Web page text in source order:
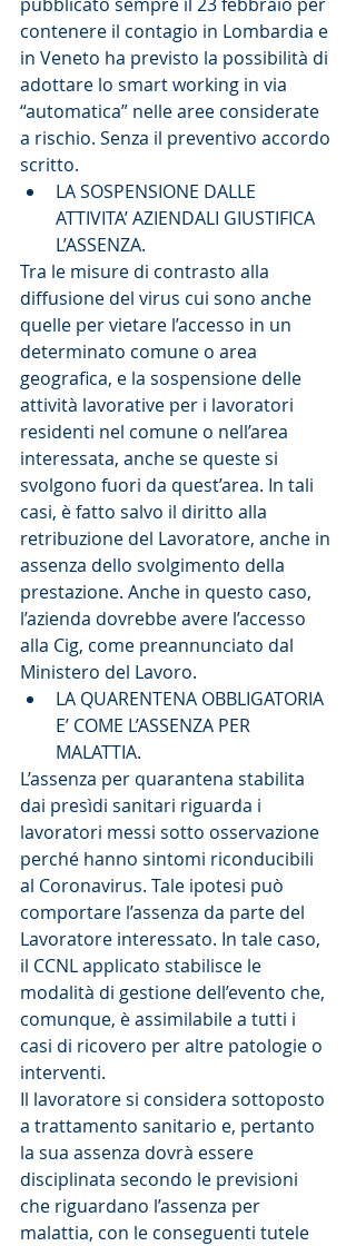
contenere il contagio in Lombardia e
in Veneto ha previsto la possibilità di
adottare lo smart working in via
“automatica” nelle aree considerate
a rischio. Senza il preventivo accordo
scritto.
LA SOSPENSIONE DALLE
ATTIVITA’ AZIENDALI GIUSTIFICA
L’ASSENZA.
Tra le misure di contrasto alla
diffusione del virus cui sono anche
quelle per vietare l’accesso in un
determinato comune o area
geografica, e la sospensione delle
attività lavorative per i lavoratori
residenti nel comune o nell’area
interessata, anche se queste si
svolgono fuori da quest’area. In tali
casi, è fatto salvo il diritto alla
retribuzione del Lavoratore, anche in
assenza dello svolgimento della
prestazione. Anche in questo caso,
l’azienda dovrebbe avere l’accesso
alla Cig, come preannunciato dal
Ministero del Lavoro.
LA QUARENTENA OBBLIGATORIA
E’ COME L’ASSENZA PER
MALATTIA.
L’assenza per quarantena stabilita
dai presìdi sanitari riguarda i
lavoratori messi sotto osservazione
perché hanno sintomi riconducibili
al Coronavirus. Tale ipotesi può
comportare l’assenza da parte del
Lavoratore interessato. In tale caso,
il CCNL applicato stabilisce le
modalità di gestione dell’evento che,
comunque, è assimilabile a tutti i
casi di ricovero per altre patologie o
interventi.
Il lavoratore si considera sottoposto
a trattamento sanitario e, pertanto
la sua assenza dovrà essere
disciplinata secondo le previsioni
che riguardano l’assenza per
malattia, con le conseguenti tutele